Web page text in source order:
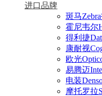
进口品牌
斑马
霍尼韦尔
得利捷
康耐视
欧光
易腾迈
电装
摩托罗拉